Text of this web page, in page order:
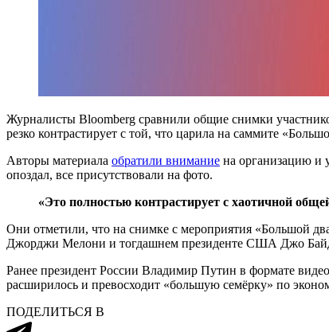
Журналисты Bloomberg сравнили общие снимки
резко контрастирует с той, что царила на саммите
Авторы материала обратили внимание на организацию и
опоздал, все присутствовали на фото.
«Это полностью контрастирует с хаотичной
Они отметили, что на снимке с мероприятия «Большой
Джорджи Мелони и тогдашнем президенте США Джо
Ранее президент России Владимир Путин в формате
расширилось и превосходит «большую семёрку» по
ПОДЕЛИТЬСЯ В